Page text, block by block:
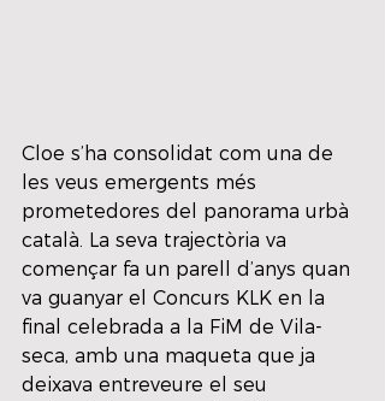
Cloe s’ha consolidat com una de
les veus emergents més
prometedores del panorama urbà
català. La seva trajectòria va
començar fa un parell d’anys quan
va guanyar el Concurs KLK en la
final celebrada a la FiM de Vila-
seca, amb una maqueta que ja
deixava entreveure el seu